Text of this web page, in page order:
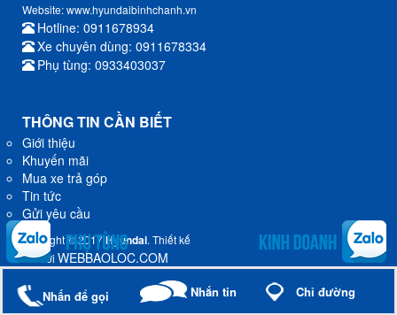
Website: www.hyundaibinhchanh.vn
Hotline: 0911678934
Xe chuyên dùng: 0911678334
Phụ tùng: 0933403037
THÔNG TIN CẦN BIẾT
Giới thiệu
Khuyến mãi
Mua xe trả góp
Tin tức
Gửi yêu cầu
Copyright © 2017Hyundai. Thiết kế
bởi WEBBAOLOC.COM
Nhấn để gọi Nhắn tin Chỉ đường